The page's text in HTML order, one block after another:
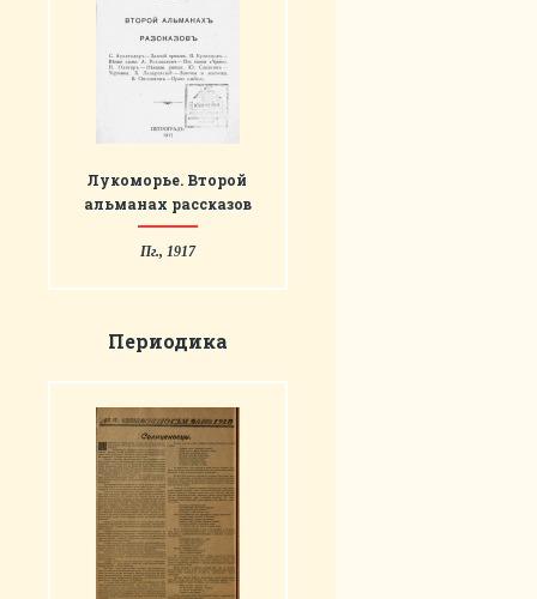
Лукоморье. Второй
альманах рассказов
Пг., 1917
Периодика